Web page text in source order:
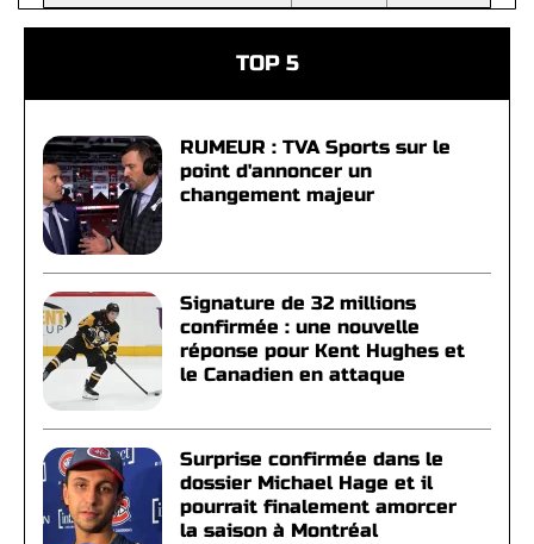
TOP 5
RUMEUR : TVA Sports sur le
point d'annoncer un
changement majeur
Signature de 32 millions
confirmée : une nouvelle
réponse pour Kent Hughes et
le Canadien en attaque
Surprise confirmée dans le
dossier Michael Hage et il
pourrait finalement amorcer
la saison à Montréal